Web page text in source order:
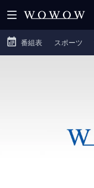
番組表 スポーツ